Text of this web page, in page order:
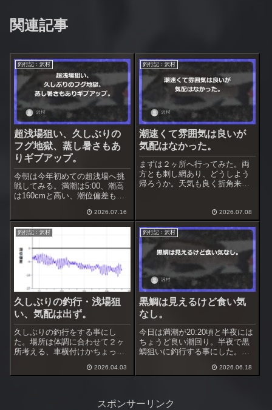
関連記事
釣行記：沢村
超浅場狙い、久しぶりの
フグ地獄、蒸し暑さもあ
りギブアップ。
今朝は今年初めての超浅場へ挑
戦してみる。満潮は5:00、潮高
は160cmと高い、潮位偏差も高
超浅場でも問題ない。前回、黒
鯛を取ったので釣れなくても良
い、フグの状況調査と見え黒鯛
2026.07.16
釣行記：沢村
潮速くて雰囲気は良いが
気配はなかった。
まずは２ヶ所へ行ってみた。両
方とも刺し網あり、どうしよう
帰ろうか。天気も良く折角来た
は思うがやってみる。 2026.07.08
釣行記：沢村
久しぶりの釣行・浅場狙
い、気配は出ず。
久しぶりの釣行をする事にし
た。場所は体調に合わせて２ヶ
所考える、車横付けかちょっと
あまあ、ちょっと歩く＆段差が
2026.04.03
釣行記：沢村
黒鯛は見えるけど食い気
なし。
今日は満潮が20:20頃と半夜には
ちょうど良い潮回り。半夜で黒
鯛狙いに釣行する事にした。候
さそうなら入る事にする。2026.06.18
スポンサーリンク